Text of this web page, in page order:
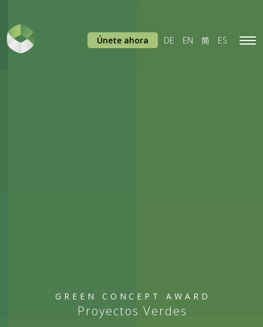
GREEN CONCEPT AWARD
Proyectos Verdes
Únete ahora DE EN 简 ES